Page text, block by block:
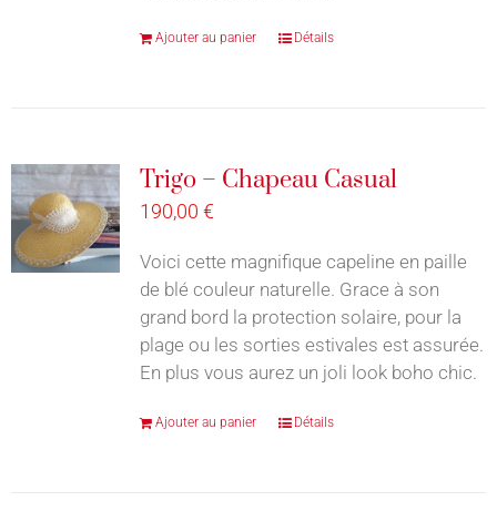
Ajouter au panier Détails
Trigo – Chapeau Casual
190,00 €
Voici cette magnifique capeline en paille
de blé couleur naturelle. Grace à son
grand bord la protection solaire, pour la
plage ou les sorties estivales est assurée.
En plus vous aurez un joli look boho chic.
Ajouter au panier Détails